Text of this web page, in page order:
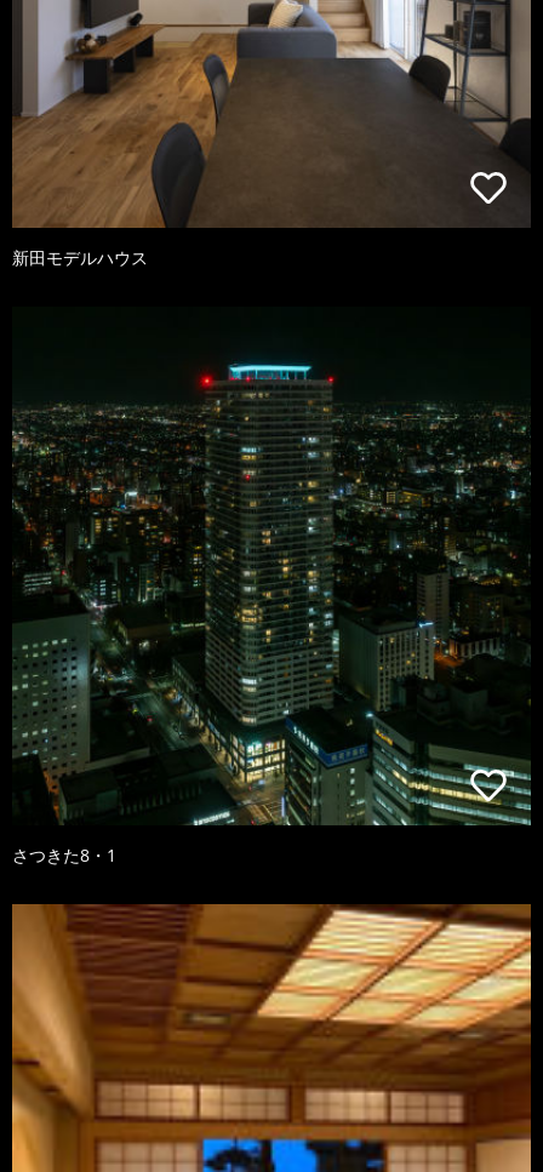
新田モデルハウス
さつきた8・1